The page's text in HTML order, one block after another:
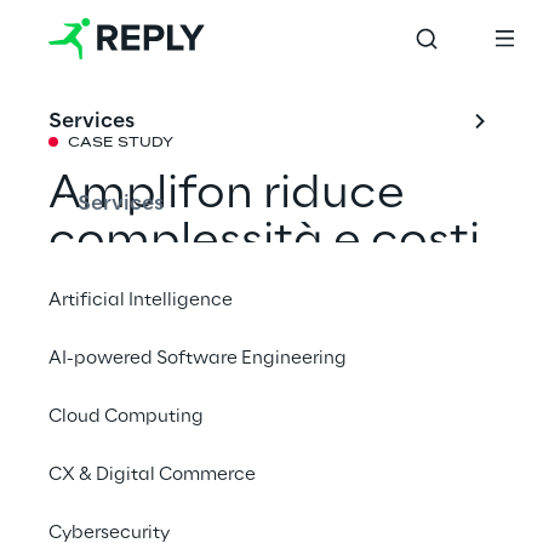
Services
Services
Artificial Intelligence
AI-powered Software Engineering
Cloud Computing
CX & Digital Commerce
Cybersecurity
CASE STUDY
Amplifon riduce
complessità e costi
ottimizzando la
data governance e
visibilità end-to-
end dei dati